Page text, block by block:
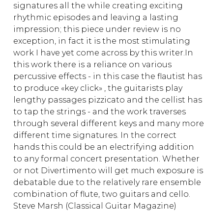
signatures all the while creating exciting
rhythmic episodes and leaving a lasting
impression; this piece under review is no
exception, in fact it is the most stimulating
work I have yet come across by this writer.In
this work there is a reliance on various
percussive effects - in this case the flautist has
to produce «key click» , the guitarists play
lengthy passages pizzicato and the cellist has
to tap the strings - and the work traverses
through several different keys and many more
different time signatures. In the correct
hands this could be an electrifying addition
to any formal concert presentation. Whether
or not Divertimento will get much exposure is
debatable due to the relatively rare ensemble
combination of flute, two guitars and cello.
Steve Marsh (Classical Guitar Magazine)